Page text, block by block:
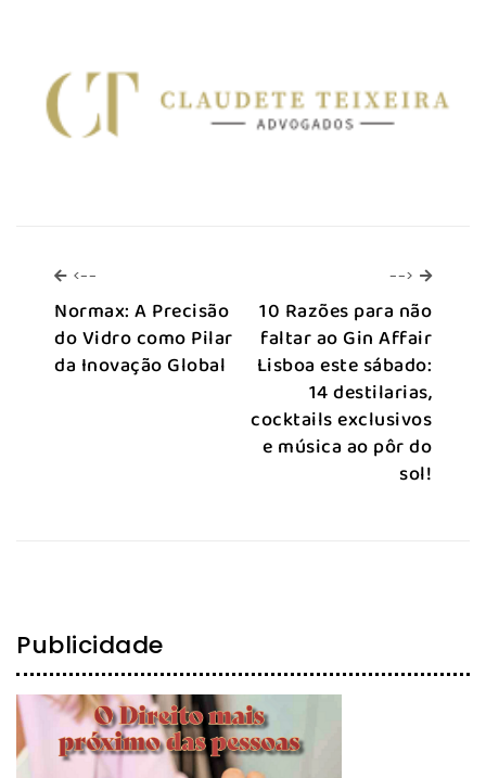
<--
Normax: A Precisão
do Vidro como Pilar
da Inovação Global
--> -->
10 Razões para não
faltar ao Gin Affair
Lisboa este sábado:
14 destilarias,
cocktails exclusivos
e música ao pôr do
sol!
Publicidade